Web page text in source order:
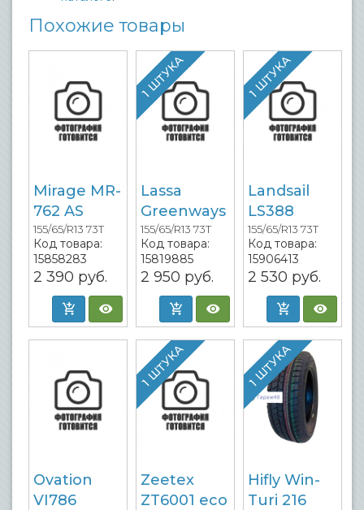
Похожие товары
Mirage MR-
762 AS
155/65/R13 73T
Код товара:
15858283
2 390 руб.
1 ШТУКА
Lassa
Greenways
155/65/R13 73T
Код товара:
15819885
2 950 руб.
1 ШТУКА
Landsail
LS388
155/65/R13 73T
Код товара:
15906413
2 530 руб.
Ovation
VI786
1 ШТУКА
Zeetex
ZT6001 eco
1 ШТУКА
Hifly Win-
Turi 216